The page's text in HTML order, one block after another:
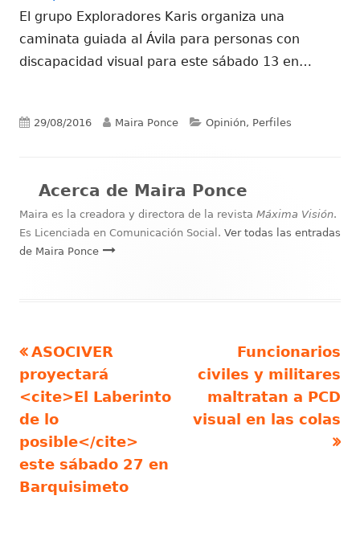
El grupo Exploradores Karis organiza una
caminata guiada al Ávila para personas con
discapacidad visual para este sábado 13 en…
Publicado
29/08/2016 Autor
Maira Ponce Categorías
Opinión, Perfiles
Acerca de Maira Ponce
Maira es la creadora y directora de la revista Máxima Visión.
Es Licenciada en Comunicación Social. Ver todas las entradas
de Maira Ponce
Navegación
de
entradas
Artículo
anterior
ASOCIVER
proyectará
<cite>El Laberinto
de lo
posible</cite>
este sábado 27 en
Barquisimeto
Artículo
siguiente
Funcionarios
civiles y militares
maltratan a PCD
visual en las colas